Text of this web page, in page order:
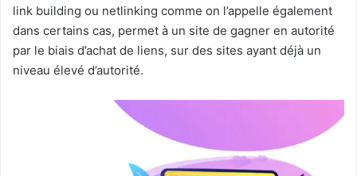
link building ou netlinking comme on l’appelle également
dans certains cas, permet à un site de gagner en autorité
par le biais d’achat de liens, sur des sites ayant déjà un
niveau élevé d’autorité.